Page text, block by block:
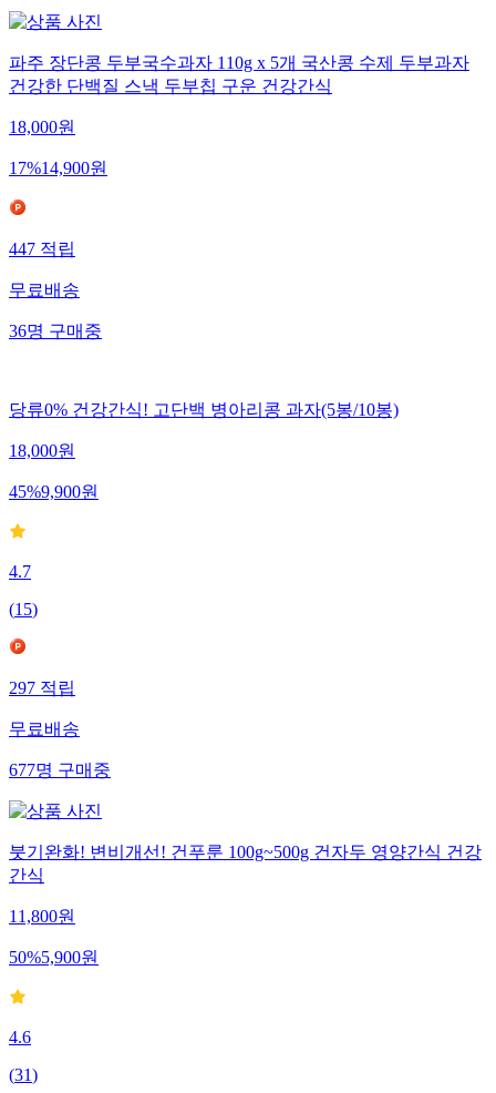
파주 장단콩 두부국수과자 110g x 5개 국산콩 수제 두부과자
건강한 단백질 스낵 두부칩 구운 건강간식
18,000원
17%14,900원
447 적립
무료배송
36명 구매중
당류0% 건강간식! 고단백 병아리콩 과자(5봉/10봉)
18,000원
45%9,900원
4.7
(15)
297 적립
무료배송
677명 구매중
붓기완화! 변비개선! 건푸룬 100g~500g 건자두 영양간식 건강
간식
11,800원
50%5,900원
4.6
(31)